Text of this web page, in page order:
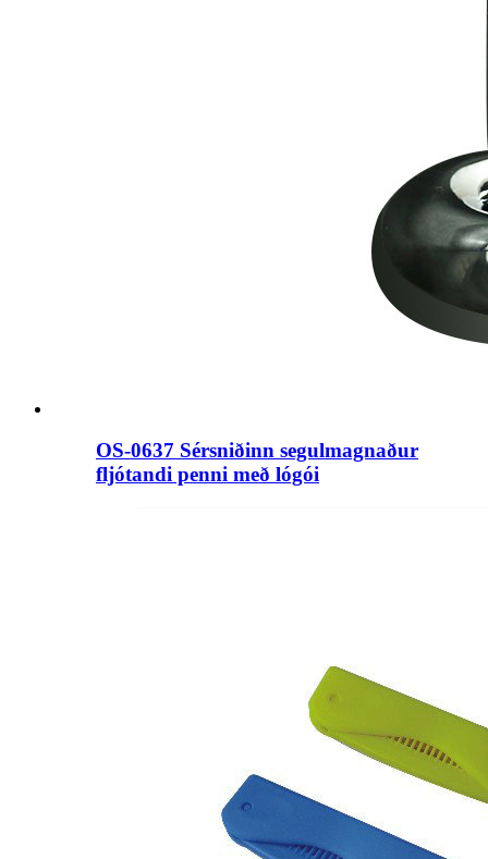
OS-0637 Sérsniðinn segulmagnaður
fljótandi penni með lógói